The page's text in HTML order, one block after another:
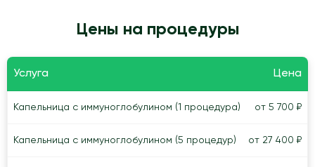
Цены на процедуры
Услуга Цена
Капельница с иммуноглобулином (1 процедура) от 5 700 ₽
Капельница с иммуноглобулином (5 процедур) от 27 400 ₽